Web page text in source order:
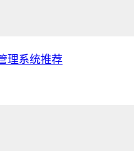
理系统推荐